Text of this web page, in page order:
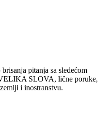
pitanja sa sledećom
SLOVA, lične poruke,
i inostranstvu.